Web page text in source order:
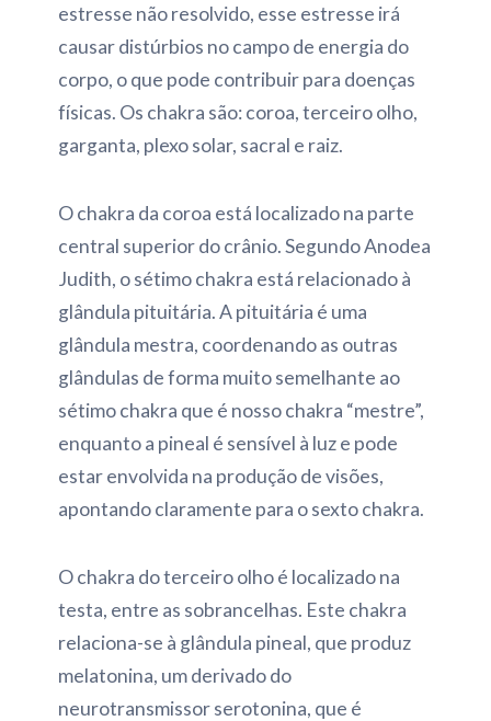
estresse não resolvido, esse estresse irá
causar distúrbios no campo de energia do
corpo, o que pode contribuir para doenças
físicas. Os chakra são: coroa, terceiro olho,
garganta, plexo solar, sacral e raiz.
O chakra da coroa está localizado na parte
central superior do crânio. Segundo Anodea
Judith, o sétimo chakra está relacionado à
glândula pituitária. A pituitária é uma
glândula mestra, coordenando as outras
glândulas de forma muito semelhante ao
sétimo chakra que é nosso chakra “mestre”,
enquanto a pineal é sensível à luz e pode
estar envolvida na produção de visões,
apontando claramente para o sexto chakra.
O chakra do terceiro olho é localizado na
testa, entre as sobrancelhas. Este chakra
relaciona-se à glândula pineal, que produz
melatonina, um derivado do
neurotransmissor serotonina, que é